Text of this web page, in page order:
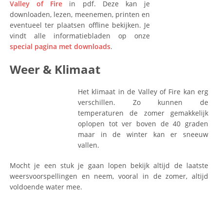
Valley of Fire in pdf. Deze kan je
downloaden, lezen, meenemen, printen en
eventueel ter plaatsen offline bekijken. Je
vindt alle informatiebladen op onze
special pagina met downloads.
Weer & Klimaat
Het klimaat in de Valley of Fire kan erg
verschillen. Zo kunnen de
temperaturen de zomer gemakkelijk
oplopen tot ver boven de 40 graden
maar in de winter kan er sneeuw
vallen.
Mocht je een stuk je gaan lopen bekijk altijd de laatste
weersvoorspellingen en neem, vooral in de zomer, altijd
voldoende water mee.